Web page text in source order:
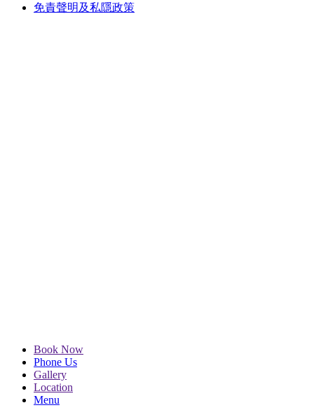
免責聲明及私隱政策
Book Now
Phone Us
Gallery
Location
Menu